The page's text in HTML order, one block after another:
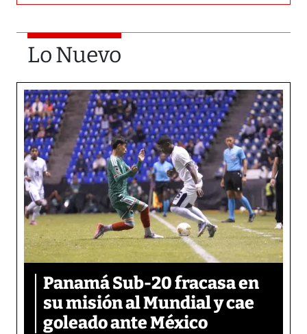
Lo Nuevo
Panamá Sub-20 fracasa en
su misión al Mundial y cae
goleado ante México